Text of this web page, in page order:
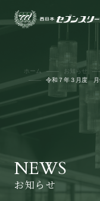
NEWS
お知らせ
ホーム お知らせ
令和７年３月度 月